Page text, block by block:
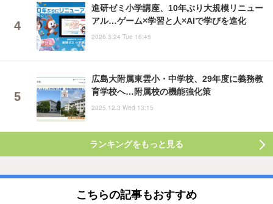
進研ゼミ小学講座、10年ぶり大規模リニュー
アル…ゲーム×学習と人×AIで学びを進化
2026.3.24 Tue 16:45
広島大附属東雲小・中学校、29年度に義務教
育学校へ…附属校の機能強化策
2025.12.3 Wed 13:15
ランキングをもっと見る
こちらの記事もおすすめ